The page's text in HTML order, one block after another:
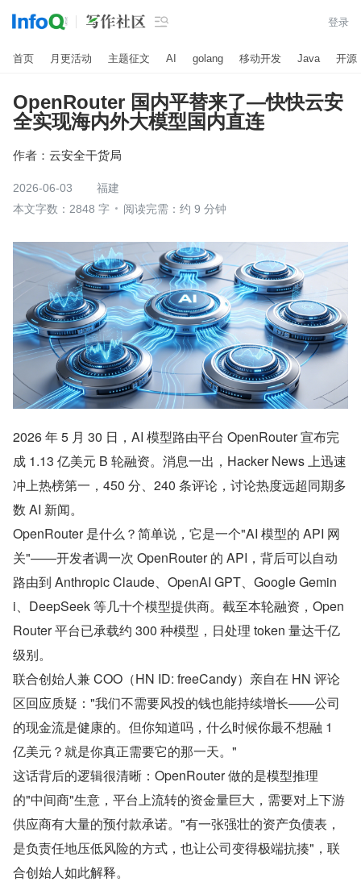
 登录
首页 月更活动 主题征文 AI golang 移动开发 Java 开源
OpenRouter 国内平替来了—快快云安
全实现海内外大模型国内直连
作者： 云安全干货局
2026-06-03
福建
本文字数：2848 字
阅读完需：约 9 分钟
2026 年 5 月 30 日，AI 模型路由平台 OpenRouter 宣布完
成 1.13 亿美元 B 轮融资。消息一出，Hacker News 上迅速
冲上热榜第一，450 分、240 条评论，讨论热度远超同期多
数 AI 新闻。
OpenRouter 是什么？简单说，它是一个"AI 模型的 API 网
关"——开发者调一次 OpenRouter 的 API，背后可以自动
路由到 Anthropic Claude、OpenAI GPT、Google Gemin
i、DeepSeek 等几十个模型提供商。截至本轮融资，Open
Router 平台已承载约 300 种模型，日处理 token 量达千亿
级别。
联合创始人兼 COO（HN ID: freeCandy）亲自在 HN 评论
区回应质疑："我们不需要风投的钱也能持续增长——公司
的现金流是健康的。但你知道吗，什么时候你最不想融 1
亿美元？就是你真正需要它的那一天。"
这话背后的逻辑很清晰：OpenRouter 做的是模型推理
的"中间商"生意，平台上流转的资金量巨大，需要对上下游
供应商有大量的预付款承诺。"有一张强壮的资产负债表，
是负责任地压低风险的方式，也让公司变得极端抗揍"，联
合创始人如此解释。